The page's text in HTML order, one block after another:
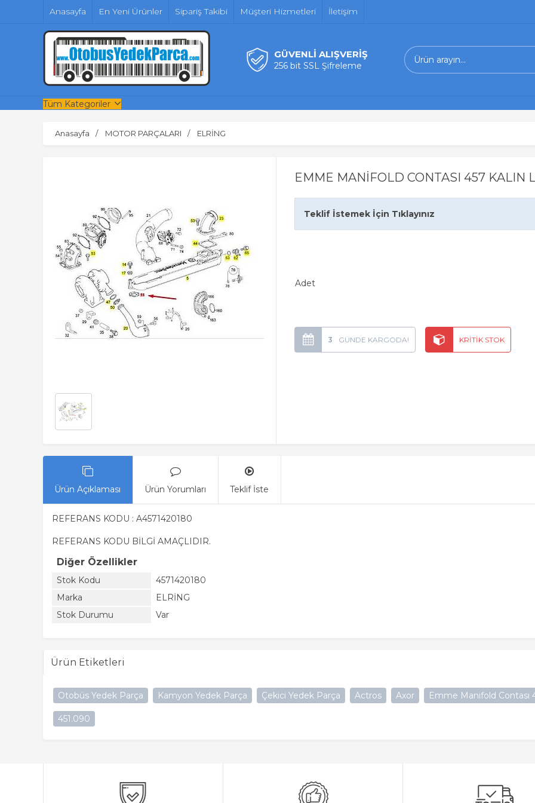
Anasayfa En Yeni Ürünler Sipariş Takibi Müşteri Hizmetleri İletişim
GÜVENLİ ALIŞVERİŞ
256 bit SSL Şifreleme
Tüm Kategoriler
Anasayfa MOTOR PARÇALARI ELRİNG
EMME MANİFOLD CONTASI 457 KALIN
Teklif İstemek İçin Tıklayınız
Adet
3
Ürün Açıklaması Ürün Yorumları Teklif İste
REFERANS KODU : A4571420180
REFERANS KODU BİLGİ AMAÇLIDIR.
Diğer Özellikler
Stok Kodu
4571420180
Marka
ELRİNG
Stok Durumu
Var
Ürün Etiketleri
Otobüs Yedek Parça Kamyon Yedek Parça Çekici Yedek Parça Actros Axor Emme Manifold Contası
451.090